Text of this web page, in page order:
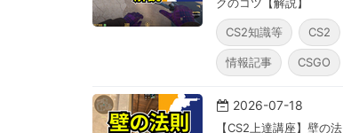
クのコツ【解説】
CS2知識等 CS2
情報記事 CSGO
2026-07-18
【CS2上達講座】壁の法